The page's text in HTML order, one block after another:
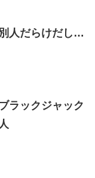
人だらけだし…
ラックジャック